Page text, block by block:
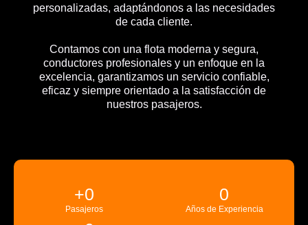
personalizadas, adaptándonos a las necesidades
de cada cliente.
Contamos con una flota moderna y segura,
conductores profesionales y un enfoque en la
excelencia, garantizamos un servicio confiable,
eficaz y siempre orientado a la satisfacción de
nuestros pasajeros.
Pasajeros
+0
Años de Experiencia
0